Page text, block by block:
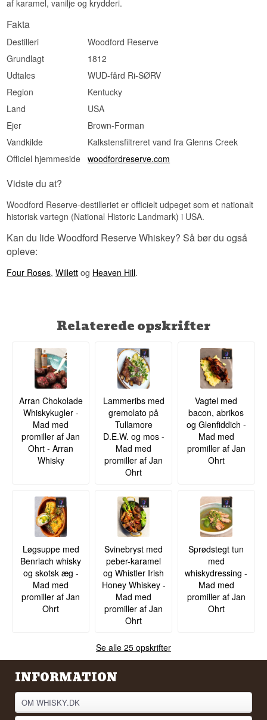
af karamel, vanilje og krydderi.
Fakta
Destilleri
Woodford Reserve
Grundlagt
1812
Udtales
WUD-fård Ri-SØRV
Region
Kentucky
Land
USA
Ejer
Brown-Forman
Vandkilde
Kalkstensfiltreret vand fra Glenns Creek
Officiel hjemmeside
woodfordreserve.com
Vidste du at?
Woodford Reserve-destilleriet er officielt udpeget som et nationalt
historisk vartegn (National Historic Landmark) i USA.
Kan du lide Woodford Reserve Whiskey? Så bør du også
opleve:
Four Roses,Willett og Heaven Hill.
Relaterede opskrifter
Arran Chokolade
Whiskykugler -
Mad med
promiller af Jan
Ohrt - Arran
Whisky
Lammeribs med
gremolato på
Tullamore
D.E.W. og mos -
Mad med
promiller af Jan
Ohrt
Vagtel med
bacon, abrikos
og Glenfiddich -
Mad med
promiller af Jan
Ohrt
Løgsuppe med
Benriach whisky
og skotsk æg -
Mad med
promiller af Jan
Ohrt
Svinebryst med
peber-karamel
og Whistler Irish
Honey Whiskey -
Mad med
promiller af Jan
Ohrt
Sprødstegt tun
med
whiskydressing -
Mad med
promiller af Jan
Ohrt
Se alle 25 opskrifter
INFORMATION
OM WHISKY.DK